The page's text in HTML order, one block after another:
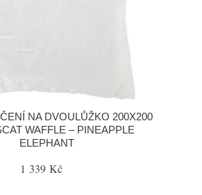
NA DVOULŮŽKO 200X200
WAFFLE – PINEAPPLE
ELEPHANT
1 339 Kč